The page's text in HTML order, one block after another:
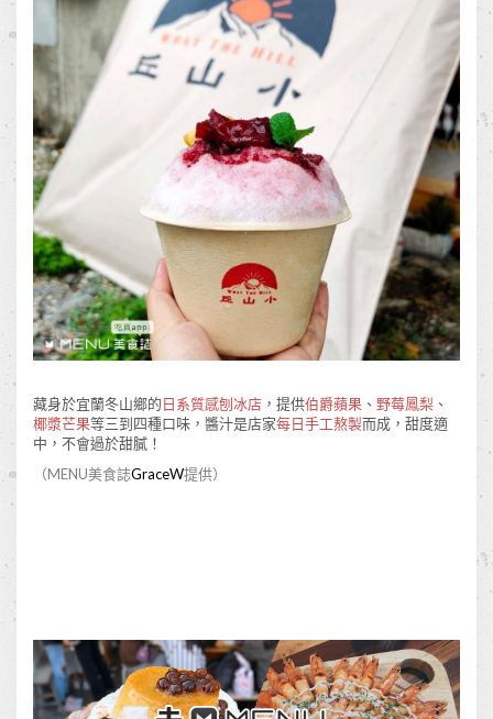
藏身於宜蘭冬山鄉的日系質感刨冰店 ，提供伯爵蘋果 、 野莓鳳梨 、
椰漿芒果等三到四種口味，醬汁是店家每日手工熬製而成，甜度適
中，不會過於甜膩！
（MENU美食誌GraceW提供）